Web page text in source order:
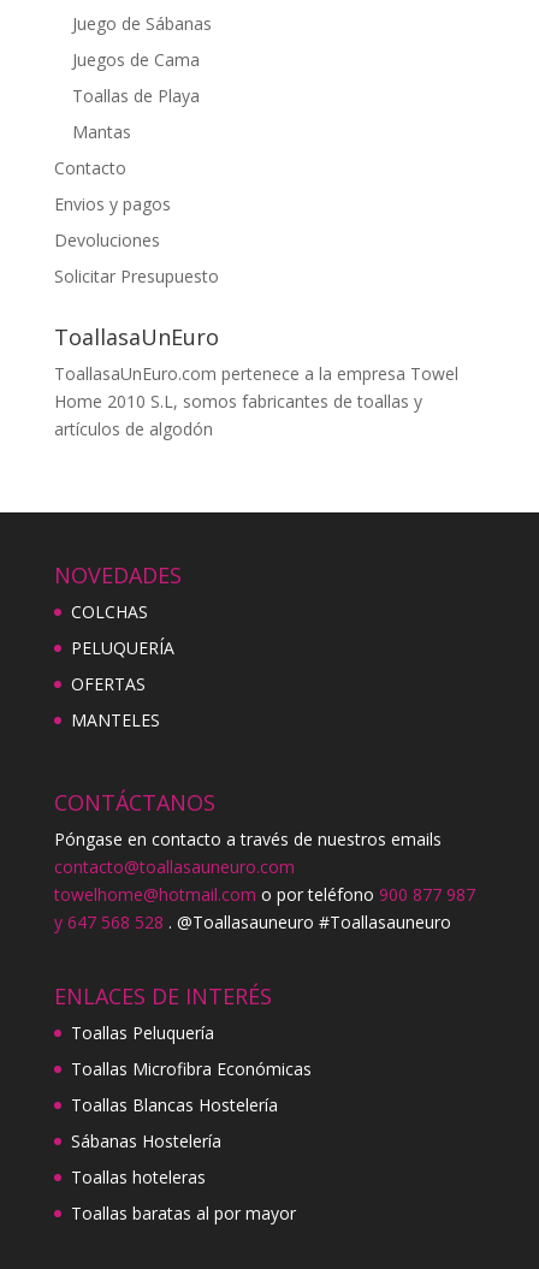
Juego de Sábanas
Juegos de Cama
Toallas de Playa
Mantas
Contacto
Envios y pagos
Devoluciones
Solicitar Presupuesto
ToallasaUnEuro
ToallasaUnEuro.com pertenece a la empresa Towel
Home 2010 S.L, somos fabricantes de toallas y
artículos de algodón
NOVEDADES
COLCHAS
PELUQUERÍA
OFERTAS
MANTELES
CONTÁCTANOS
Póngase en contacto a través de nuestros emails
contacto@toallasauneuro.com
towelhome@hotmail.com o por teléfono 900 877 987
y 647 568 528 . @Toallasauneuro #Toallasauneuro
ENLACES DE INTERÉS
Toallas Peluquería
Toallas Microfibra Económicas
Toallas Blancas Hostelería
Sábanas Hostelería
Toallas hoteleras
Toallas baratas al por mayor